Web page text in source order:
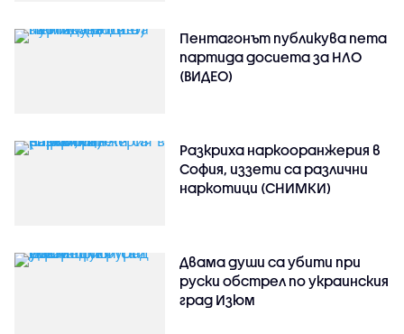
Пентагонът публикува пета
партида досиета за НЛО
(ВИДЕО)
Разкриха наркооранжерия в
София, иззети са различни
наркотици (СНИМКИ)
Двама души са убити при
руски обстрeл по украинския
град Изюм